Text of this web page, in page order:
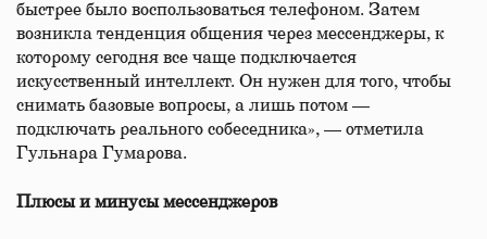
быстрее было воспользоваться телефоном. Затем
возникла тенденция общения через мессенджеры, к
которому сегодня все чаще подключается
искусственный интеллект. Он нужен для того, чтобы
снимать базовые вопросы, а лишь потом —
подключать реального собеседника», — отметила
Гульнара Гумарова.
Плюсы и минусы мессенджеров